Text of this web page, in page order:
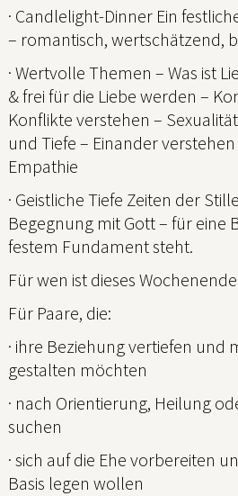
· Candlelight-Dinner Ein
– romantisch, wertschätzend,
· Wertvolle Themen – Was ist
& frei für die Liebe werden –
Konflikte verstehen –
und Tiefe – Einander
Empathie
· Geistliche Tiefe Zeiten der
Begegnung mit Gott – für eine
festem Fundament steht.
Für wen ist dieses
Für Paare, die:
· ihre Beziehung vertiefen und
gestalten möchten
· nach Orientierung, Heilung
suchen
· sich auf die Ehe vorbereiten
Basis legen wollen